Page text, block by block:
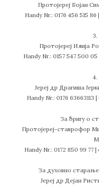
Протојереј Бојан
Handy Nr.: 0176 456 515
Протојереј Илија
Handy Nr.: 0157 547 500
4.
Јереј др Драгиша
Handy Nr.: 0176
За бригу о
Протојереј-ставрофор
Handy Nr.: 0172 850 99
За духовно старање
Јереј др Дејан